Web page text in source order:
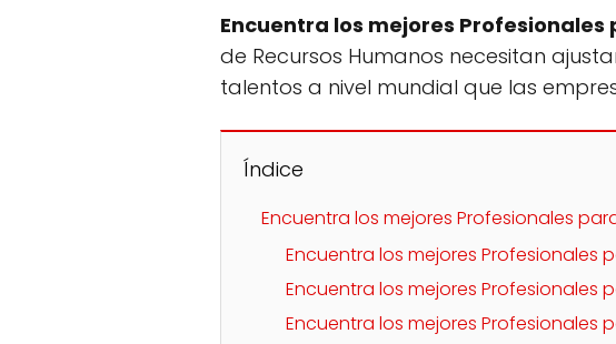
Encuentra los mejores Profesionales
de Recursos Humanos necesitan
talentos a nivel mundial que las
Índice
Encuentra los mejores Profesionales
Encuentra los mejores Profesionales
Encuentra los mejores Profesionales
Encuentra los mejores